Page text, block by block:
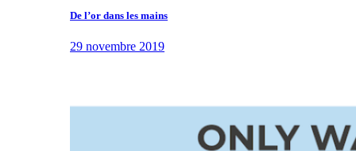
De l’or dans les mains
29 novembre 2019